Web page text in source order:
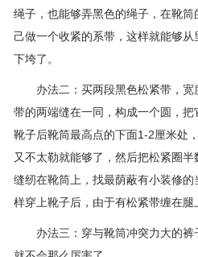
绳子，也能够弄黑色的绳子，在靴
己做一个收紧的系带，这样就能够
下垮了。
办法二：买两段黑色松紧带，宽
带的两端缝在一同，构成一个圆，
靴子后靴筒最高点的下面1-2厘米处
又不太勒就能够了，然后把松紧圈
缝纫在靴筒上，找最荫蔽有小装修
样穿上靴子后，由于有松紧带缠在腿
办法三：穿与靴筒冲突力大的裤